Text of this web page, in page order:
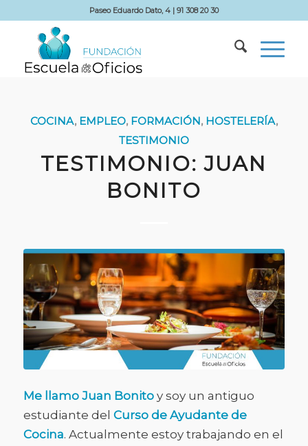
Paseo Eduardo Dato, 4 | 91 308 20 30
COCINA, EMPLEO, FORMACIÓN, HOSTELERÍA,
TESTIMONIO
TESTIMONIO: JUAN
BONITO
Me llamo Juan Bonitoy soy un antiguo
estudiante del Curso de Ayudante de
Cocina. Actualmente estoy trabajando en el